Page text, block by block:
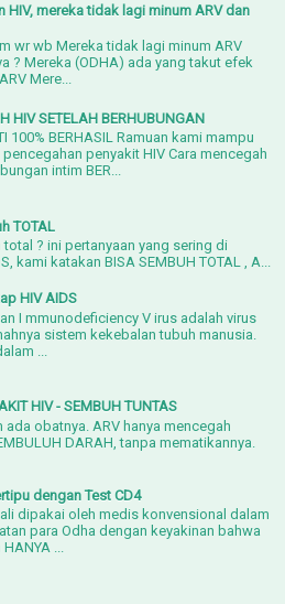
HIV, mereka tidak lagi minum ARV dan
wr wb Mereka tidak lagi minum ARV
? Mereka (ODHA) ada yang takut efek
Mere...
HIV SETELAH BERHUBUNGAN
100% BERHASIL Ramuan kami mampu
penyakit HIV Cara mencegah
intim BER...
TOTAL
? ini pertanyaan yang sering di
kami katakan BISA SEMBUH TOTAL , A...
HIV AIDS
I mmunodeficiency V irus adalah virus
sistem kekebalan tubuh manusia.
...
HIV - SEMBUH TUNTAS
ada obatnya. ARV hanya mencegah
DARAH, tanpa mematikannya.
dengan Test CD4
dipakai oleh medis konvensional dalam
para Odha dengan keyakinan bahwa
...